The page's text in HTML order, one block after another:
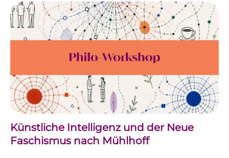
Künstliche Intelligenz und der Neue
Faschismus nach Mühlhoff